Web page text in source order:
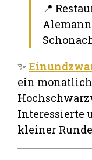
📍
✨
ein
Interessierte
kleiner